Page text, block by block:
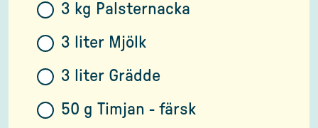
3 kg Palsternacka
3 liter Mjölk
3 liter Grädde
50 g Timjan - färsk